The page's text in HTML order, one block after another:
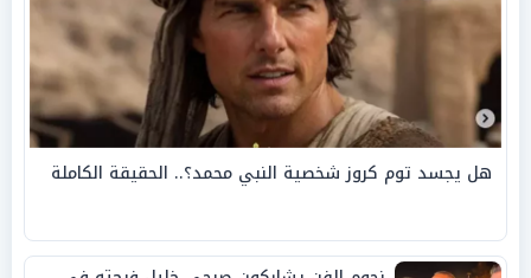
هل يجسد توم كروز شخصية النبي محمد؟.. الحقيقة الكاملة